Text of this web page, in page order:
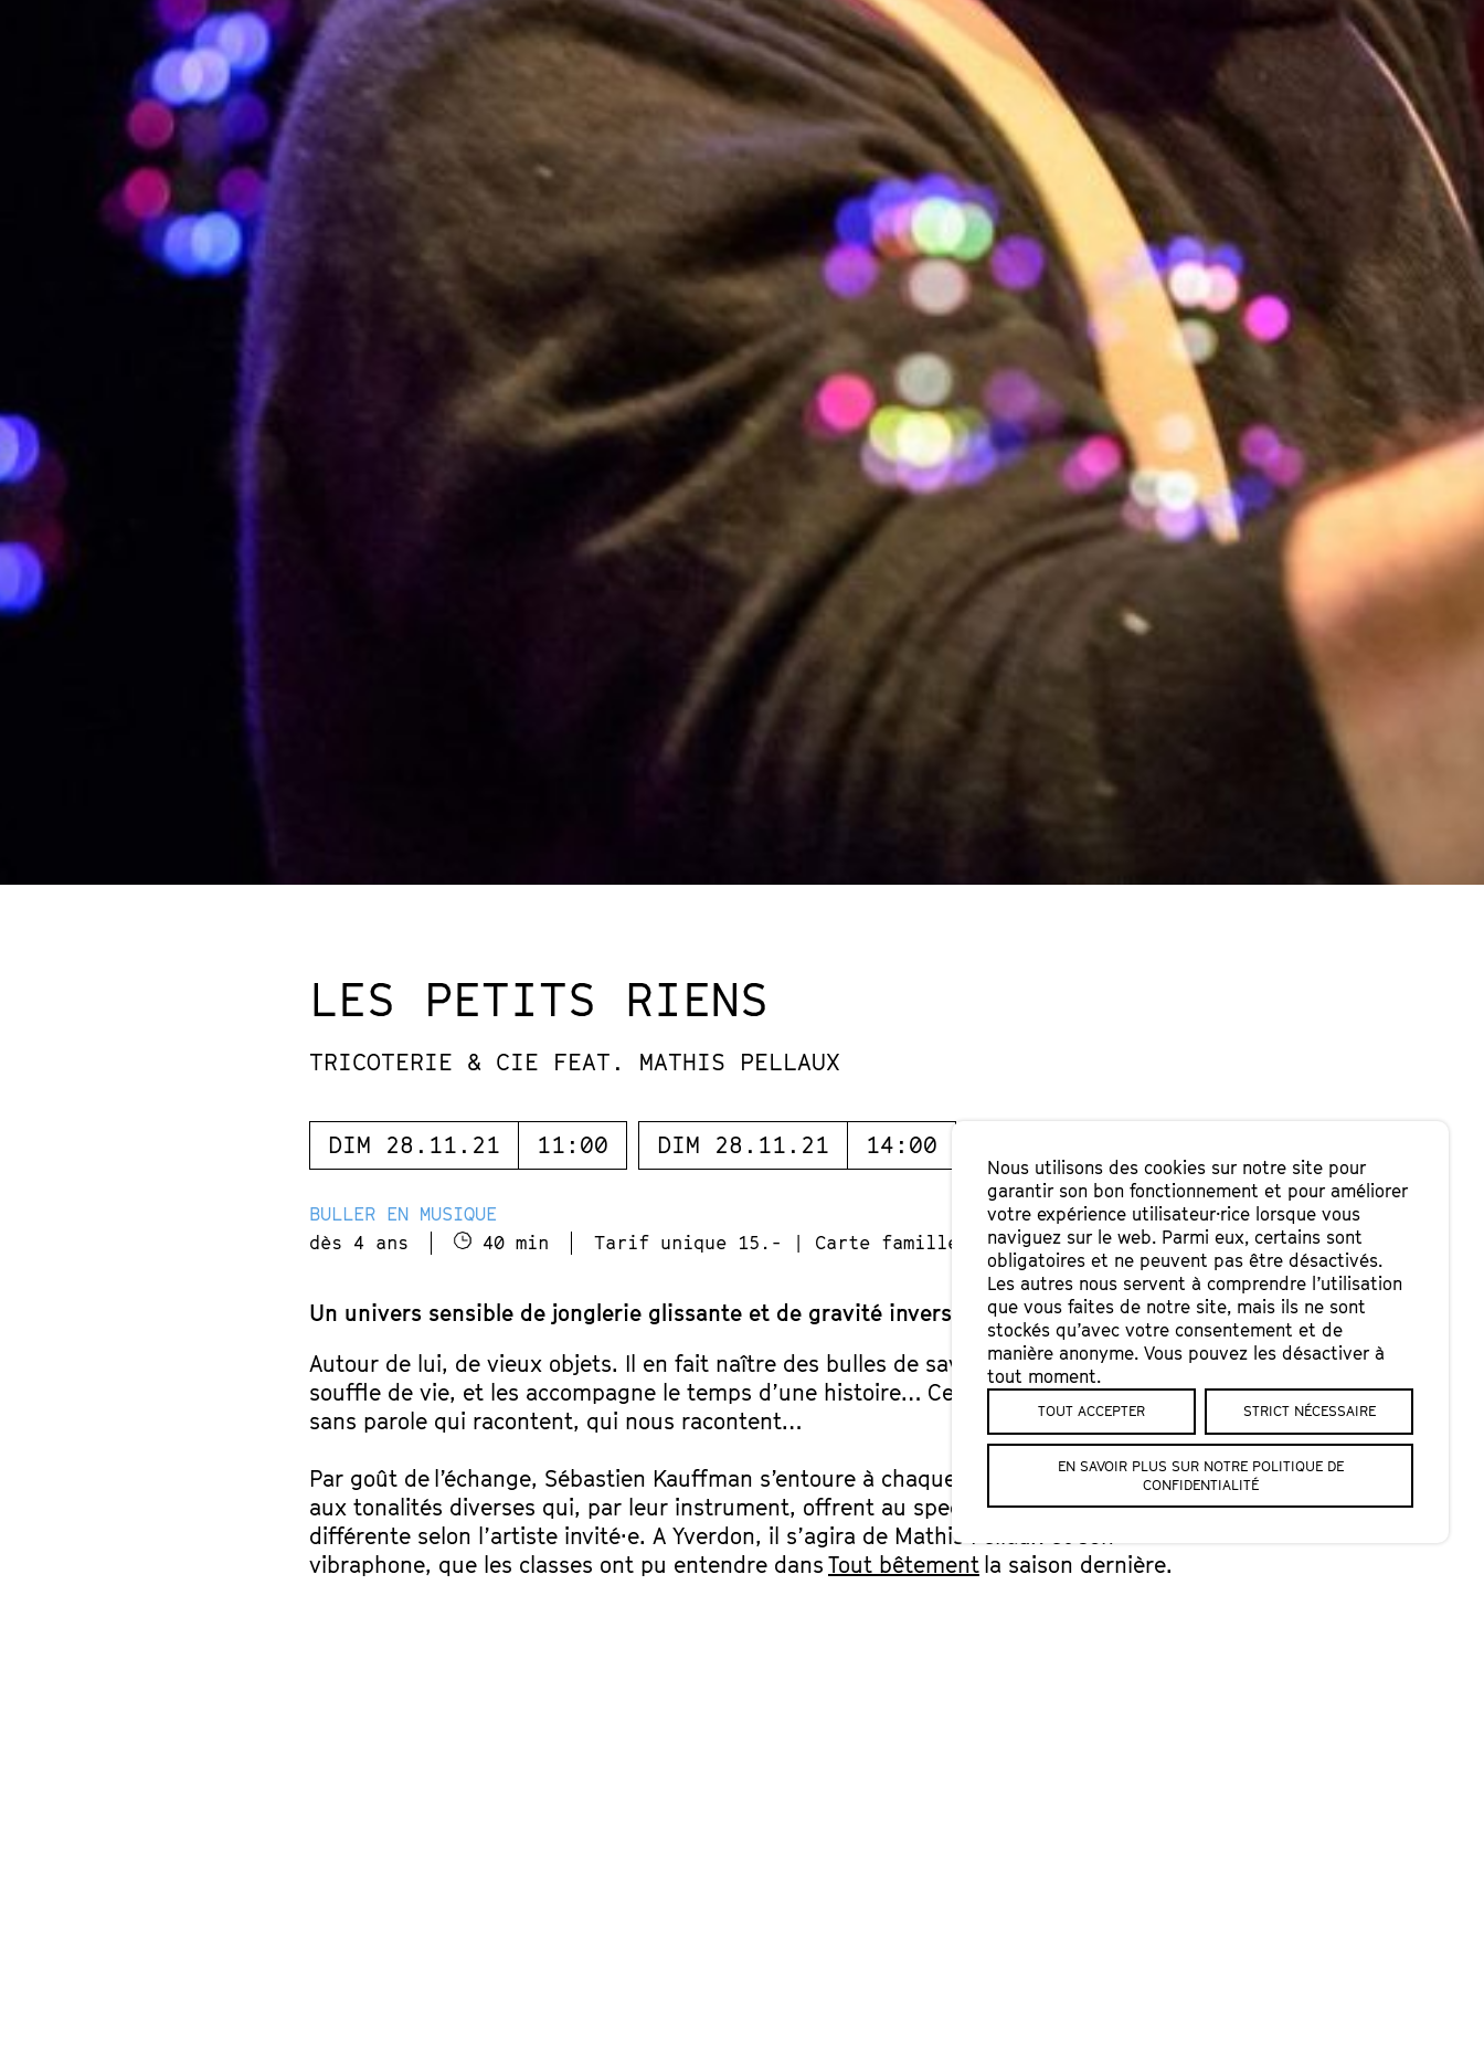
LES PETITS RIENS
TRICOTERIE & CIE FEAT. MATHIS PELLAUX
DIM 28.11.21 11:00 DIM 28.11.21 14:00
BULLER EN MUSIQUE
dès 4 ans
40 min Tarif unique 15.- | Carte famille 12.-
Un univers sensible de jonglerie glissante et de gravité inversée !
Autour de lui, de vieux objets. Il en fait naître des bulles de savon, leur glisse un
souffle de vie, et les accompagne le temps d’une histoire… Ce sont des images
sans parole qui racontent, qui nous racontent…
Par goût de l’échange, Sébastien Kauffman s’entoure à chaque fois de musicien·nes
aux tonalités diverses qui, par leur instrument, offrent au spectacle une couleur
différente selon l’artiste invité·e. A Yverdon, il s’agira de Mathis Pellaux et son
vibraphone, que les classes ont pu entendre dans Tout bêtement la saison dernière.
Nous utilisons des cookies sur notre site pour
garantir son bon fonctionnement et pour améliorer
votre expérience utilisateur·rice lorsque vous
naviguez sur le web. Parmi eux, certains sont
obligatoires et ne peuvent pas être désactivés.
Les autres nous servent à comprendre l’utilisation
que vous faites de notre site, mais ils ne sont
stockés qu’avec votre consentement et de
manière anonyme. Vous pouvez les désactiver à
tout moment.
TOUT ACCEPTER STRICT NÉCESSAIRE
EN SAVOIR PLUS SUR NOTRE POLITIQUE DE
CONFIDENTIALITÉ